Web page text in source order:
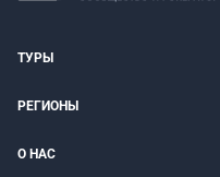
ТУРЫ
РЕГИОНЫ
О НАС